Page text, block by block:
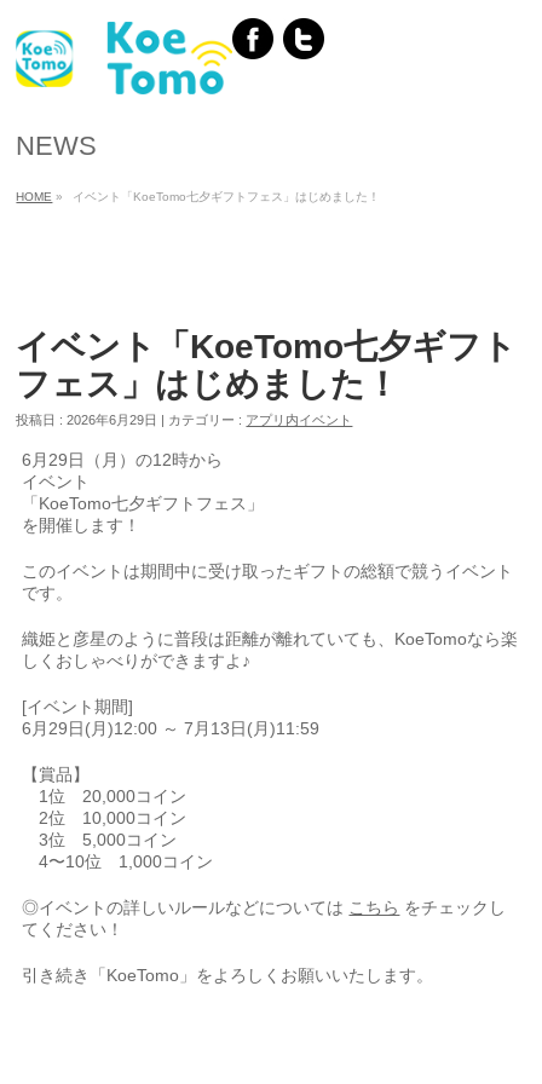
NEWS
HOME » イベント「KoeTomo七夕ギフトフェス」はじめました！
イベント「KoeTomo七夕ギフト
フェス」はじめました！
投稿日 : 2026年6月29日 カテゴリー : アプリ内イベント
6月29日（月）の12時から
イベント
「KoeTomo七夕ギフトフェス」
を開催します！
このイベントは期間中に受け取ったギフトの総額で競うイベント
です。
織姫と彦星のように普段は距離が離れていても、KoeTomoなら楽
しくおしゃべりができますよ♪
[イベント期間]
6月29日(月)12:00 ～ 7月13日(月)11:59
【賞品】
1位 20,000コイン
2位 10,000コイン
3位 5,000コイン
4〜10位 1,000コイン
◎イベントの詳しいルールなどについては こちら をチェックし
てください！
引き続き「KoeTomo」をよろしくお願いいたします。